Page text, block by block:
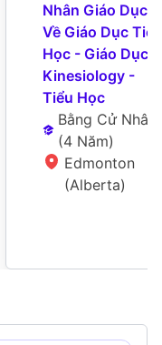
Nhân Giáo Dục
Về Giáo Dục Tiểu
Học - Giáo Dục -
Kinesiology -
Tiểu Học
Bằng Cử Nhân
(4 Năm)
Edmonton
(Alberta)